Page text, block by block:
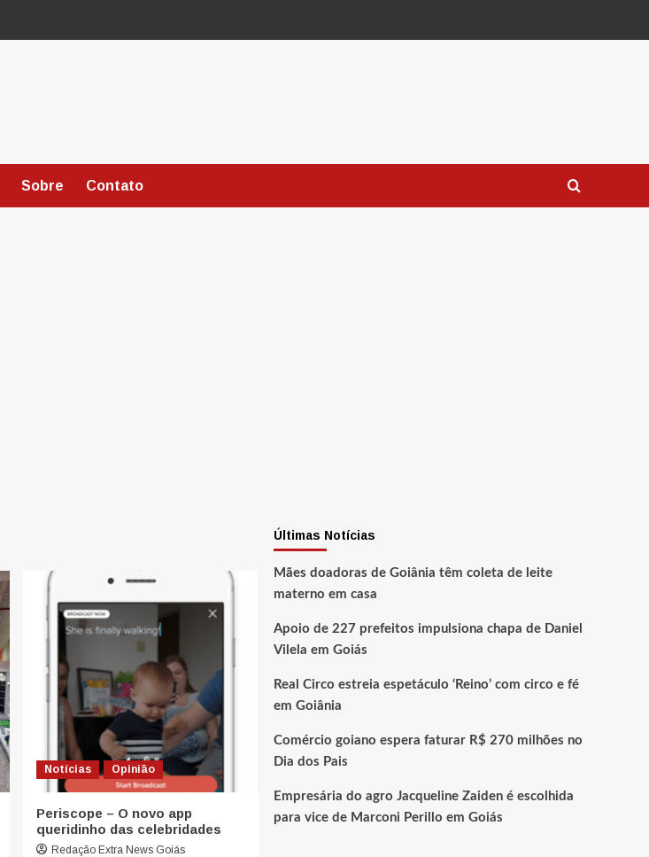
Sobre Contato
Notícias Opinião
Periscope – O novo app
queridinho das celebridades
Redação Extra News Goiás
Últimas Notícias
Mães doadoras de Goiânia têm coleta de leite
materno em casa
Apoio de 227 prefeitos impulsiona chapa de Daniel
Vilela em Goiás
Real Circo estreia espetáculo ‘Reino’ com circo e fé
em Goiânia
Comércio goiano espera faturar R$ 270 milhões no
Dia dos Pais
Empresária do agro Jacqueline Zaiden é escolhida
para vice de Marconi Perillo em Goiás